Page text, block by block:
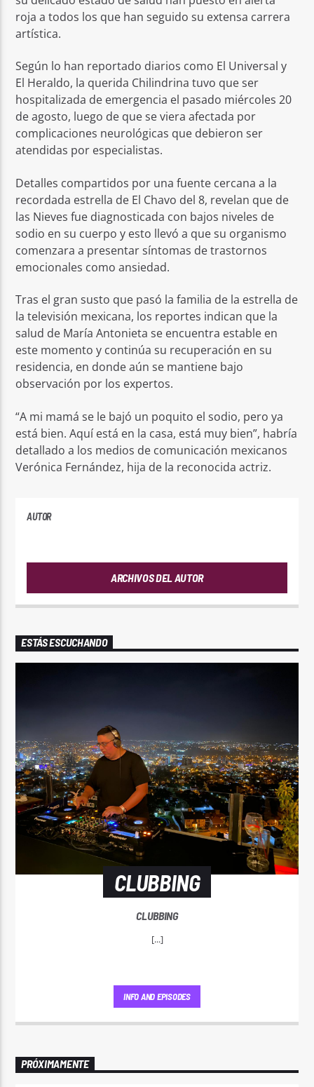
roja a todos los que han seguido su extensa carrera
artística.
Según lo han reportado diarios como El Universal y
El Heraldo, la querida Chilindrina tuvo que ser
hospitalizada de emergencia el pasado miércoles 20
de agosto, luego de que se viera afectada por
complicaciones neurológicas que debieron ser
atendidas por especialistas.
Detalles compartidos por una fuente cercana a la
recordada estrella de El Chavo del 8, revelan que de
las Nieves fue diagnosticada con bajos niveles de
sodio en su cuerpo y esto llevó a que su organismo
comenzara a presentar síntomas de trastornos
emocionales como ansiedad.
Tras el gran susto que pasó la familia de la estrella de
la televisión mexicana, los reportes indican que la
salud de María Antonieta se encuentra estable en
este momento y continúa su recuperación en su
residencia, en donde aún se mantiene bajo
observación por los expertos.
“A mi mamá se le bajó un poquito el sodio, pero ya
está bien. Aquí está en la casa, está muy bien”, habría
detallado a los medios de comunicación mexicanos
Verónica Fernández, hija de la reconocida actriz.
AUTOR
ARCHIVOS DEL AUTOR
ESTÁS ESCUCHANDO
CLUBBING
CLUBBING
[...]
INFO AND EPISODES
PRÓXIMAMENTE